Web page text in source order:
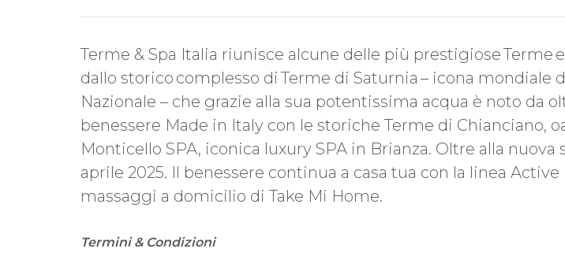
Terme & Spa Italia riunisce alcune delle più prestigiose Terme
dallo storico complesso di Terme di Saturnia – icona mondiale
Nazionale – che grazie alla sua potentissima acqua è noto da
benessere Made in Italy con le storiche Terme di Chianciano,
Monticello SPA, iconica luxury SPA in Brianza. Oltre alla
aprile 2025. Il benessere continua a casa tua con la linea
massaggi a domicilio di Take Mi Home.
Termini & Condizioni